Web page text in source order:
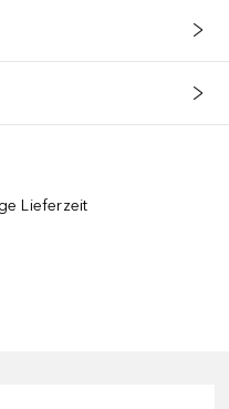
Lieferzeit